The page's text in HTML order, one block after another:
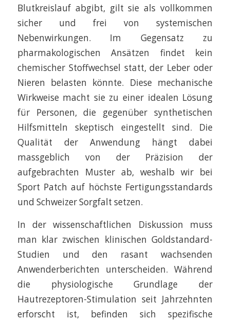
Blutkreislauf abgibt, gilt sie als vollkommen
sicher und frei von systemischen
Nebenwirkungen. Im Gegensatz zu
pharmakologischen Ansätzen findet kein
chemischer Stoffwechsel statt, der Leber oder
Nieren belasten könnte. Diese mechanische
Wirkweise macht sie zu einer idealen Lösung
für Personen, die gegenüber synthetischen
Hilfsmitteln skeptisch eingestellt sind. Die
Qualität der Anwendung hängt dabei
massgeblich von der Präzision der
aufgebrachten Muster ab, weshalb wir bei
Sport Patch auf höchste Fertigungsstandards
und Schweizer Sorgfalt setzen.
In der wissenschaftlichen Diskussion muss
man klar zwischen klinischen Goldstandard-
Studien und den rasant wachsenden
Anwenderberichten unterscheiden. Während
die physiologische Grundlage der
Hautrezeptoren-Stimulation seit Jahrzehnten
erforscht ist, befinden sich spezifische